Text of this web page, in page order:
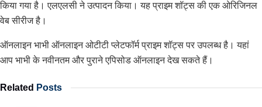
किया गया है। एलएलसी ने उत्पादन किया। यह प्राइम शॉट्स की एक ओरिजिनल
वेब सीरीज है।
ऑनलाइन भाभी ऑनलाइन ओटीटी प्लेटफॉर्म प्राइम शॉट्स पर उपलब्ध है। यहां
आप भाभी के नवीनतम और पुराने एपिसोड ऑनलाइन देख सकते हैं।
Related Posts